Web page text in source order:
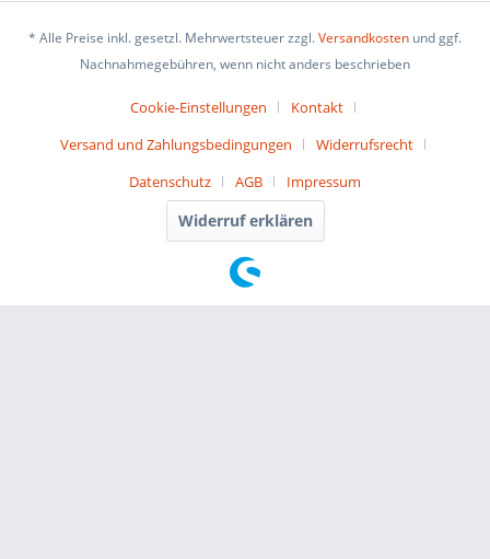
* Alle Preise inkl. gesetzl. Mehrwertsteuer zzgl.Versandkosten und ggf.
Nachnahmegebühren, wenn nicht anders beschrieben
Cookie-Einstellungen
Kontakt
Versand und Zahlungsbedingungen
Widerrufsrecht
Datenschutz
AGB Impressum
Widerruf erklären